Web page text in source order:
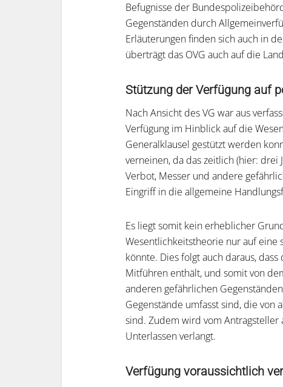
Befugnisse der
Gegenständen durch
Erläuterungen finden sich auch in
überträgt das OVG auch auf die
Stützung der Verfügung auf
Nach Ansicht des VG war aus
Verfügung im Hinblick auf die
Generalklausel gestützt werden
verneinen, da das zeitlich (hier:
Verbot, Messer und andere
Eingriff in die allgemeine
Es liegt somit kein erheblicher
Wesentlichkeitstheorie nur auf eine
könnte. Dies folgt auch daraus,
Mitführen enthält, und somit von
anderen gefährlichen
Gegenstände umfasst sind, die
sind. Zudem wird vom
Unterlassen verlangt.
Verfügung voraussichtlich